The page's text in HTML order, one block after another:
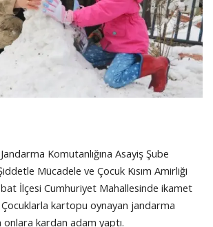
Komutanlığına Asayiş Şube
Mücadele ve Çocuk Kısım Amirliği
İlçesi Cumhuriyet Mahallesinde ikamet
kartopu oynayan jandarma
kardan adam yaptı.